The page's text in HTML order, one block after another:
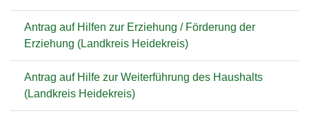
Antrag auf Hilfen zur Erziehung / Förderung der
Erziehung (Landkreis Heidekreis)
Antrag auf Hilfe zur Weiterführung des Haushalts
(Landkreis Heidekreis)